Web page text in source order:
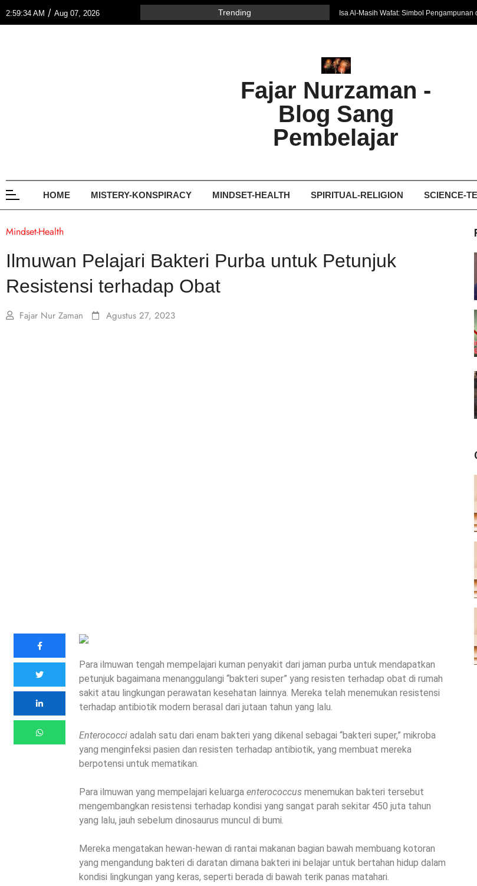
2:59:34 AM / Aug 07, 2026 Trending
Isa Al-Masih Wafat: Simbol Pengampunan
Harapan Baru
Ghosting: Menghilang Tanpa Jejak, Tren
Bukan Seberapa Keras Kita Jatuh, tetapi
Bagaimana Kita Bangkit Kembali
Dampak Fatherless: Ketika Anak Salah
Mengartikan Cinta dan Kasih Sayang
Fajar Nurzaman -
Blog Sang
Pembelajar
HOME MISTERY-KONSPIRACY MINDSET-HEALTH SPIRITUAL-RELIGION SCIENCE-
Mindset-Health
Ilmuwan Pelajari Bakteri Purba untuk Petunjuk
Resistensi terhadap Obat
Fajar Nur Zaman Agustus 27, 2023
Para ilmuwan tengah mempelajari kuman penyakit dari jaman purba untuk mendapatkan
petunjuk bagaimana menanggulangi “bakteri super” yang resisten terhadap obat di rumah
sakit atau lingkungan perawatan kesehatan lainnya. Mereka telah menemukan resistensi
terhadap antibiotik modern berasal dari jutaan tahun yang lalu.
Enterococciadalah satu dari enam bakteri yang dikenal sebagai “bakteri super,” mikroba
yang menginfeksi pasien dan resisten terhadap antibiotik, yang membuat mereka
berpotensi untuk mematikan.
Para ilmuwan yang mempelajari keluargaenterococcusmenemukan bakteri tersebut
mengembangkan resistensi terhadap kondisi yang sangat parah sekitar 450 juta tahun
yang lalu, jauh sebelum dinosaurus muncul di bumi.
Mereka mengatakan hewan-hewan di rantai makanan bagian bawah membuang kotoran
yang mengandung bakteri di daratan dimana bakteri ini belajar untuk bertahan hidup dalam
kondisi lingkungan yang keras, seperti berada di bawah terik panas matahari.